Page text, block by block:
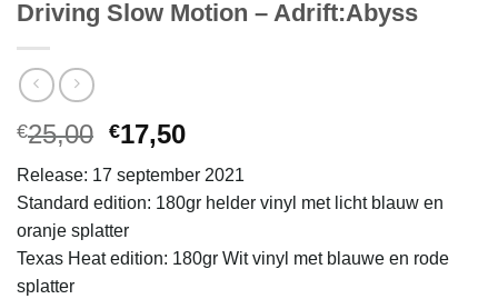
Driving Slow Motion – Adrift:Abyss
€25,00 Oorspronkelijke
was:
€25,00.
€17,50Huidige
is:
€17,50.
Release: 17 september 2021
Standard edition: 180gr helder vinyl met licht blauw en
oranje splatter
Texas Heat edition: 180gr Wit vinyl met blauwe en rode
splatter